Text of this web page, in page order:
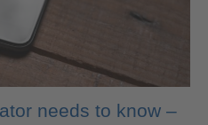
needs to know –